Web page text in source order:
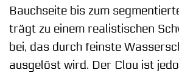
Bauchseite bis zum
trägt zu einem realistischen
bei, das durch feinste
ausgelöst wird. Der Clou ist